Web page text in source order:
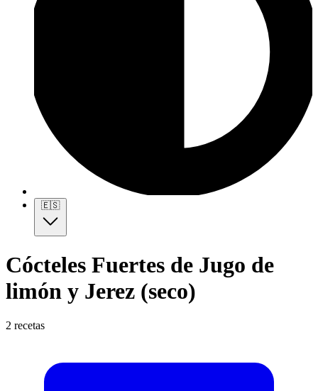
🇪🇸
Cócteles Fuertes de Jugo de
limón y Jerez (seco)
2 recetas